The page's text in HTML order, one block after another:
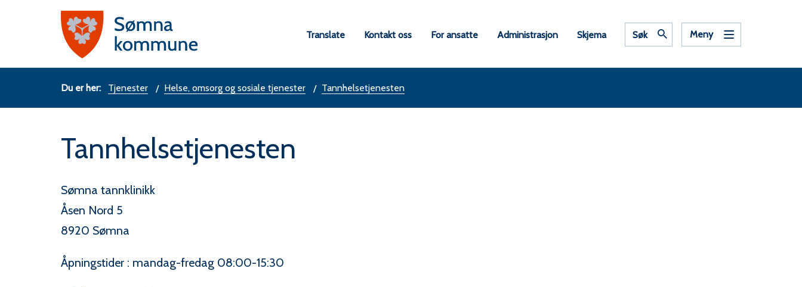
kommune
Translate Kontakt oss For ansatte Administrasjon Skjema Søk Meny
Du
her:
Tjenester Helse, omsorg og sosiale tjenester Tannhelsetjenesten
Tannhelsetjenesten
Sømna tannklinikk
Åsen Nord 5
8920 Sømna
Åpningstider : mandag-fredag 08:00-15:30